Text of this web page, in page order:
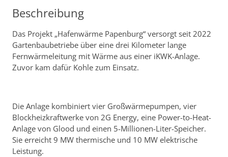
Beschreibung
Das Projekt „Hafenwärme Papenburg“ versorgt seit 2022
Gartenbaubetriebe über eine drei Kilometer lange
Fernwärmeleitung mit Wärme aus einer iKWK-Anlage.
Zuvor kam dafür Kohle zum Einsatz.
Die Anlage kombiniert vier Großwärmepumpen, vier
Blockheizkraftwerke von 2G Energy, eine Power-to-Heat-
Anlage von Glood und einen 5-Millionen-Liter-Speicher.
Sie erreicht 9 MW thermische und 10 MW elektrische
Leistung.